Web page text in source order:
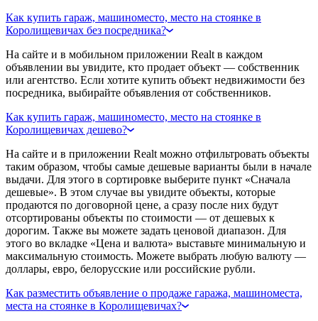
Как купить гараж, машиноместо, место на стоянке в
Королищевичах без посредника?
На сайте и в мобильном приложении Realt в каждом
объявлении вы увидите, кто продает объект — собственник
или агентство. Если хотите купить объект недвижимости без
посредника, выбирайте объявления от собственников.
Как купить гараж, машиноместо, место на стоянке в
Королищевичах дешево?
На сайте и в приложении Realt можно отфильтровать объекты
таким образом, чтобы самые дешевые варианты были в начале
выдачи. Для этого в сортировке выберите пункт «Сначала
дешевые». В этом случае вы увидите объекты, которые
продаются по договорной цене, а сразу после них будут
отсортированы объекты по стоимости — от дешевых к
дорогим. Также вы можете задать ценовой диапазон. Для
этого во вкладке «Цена и валюта» выставьте минимальную и
максимальную стоимость. Можете выбрать любую валюту —
доллары, евро, белорусские или российские рубли.
Как разместить объявление о продаже гаража, машиноместа,
места на стоянке в Королищевичах?